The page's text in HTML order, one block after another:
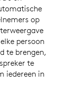
op
persoon
te brengen,
te
iedereen in